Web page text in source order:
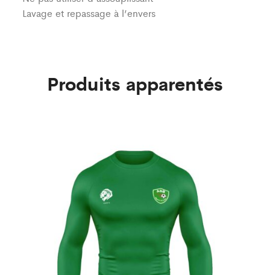
Lavage et repassage à l’envers
Produits apparentés